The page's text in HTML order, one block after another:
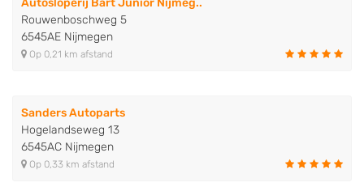
Autosloperij Bart Junior Nijmeg..
Rouwenboschweg 5
6545AE Nijmegen
Op 0,21 km afstand
Sanders Autoparts
Hogelandseweg 13
6545AC Nijmegen
Op 0,33 km afstand